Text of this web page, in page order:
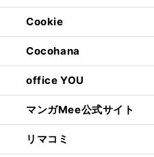
Cookie
Cocohana
office YOU
マンガMee公式サイト
リマコミ